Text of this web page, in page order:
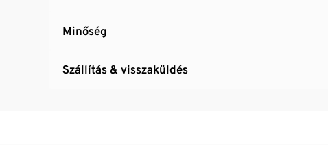
Minőség
Szállítás & visszaküldés